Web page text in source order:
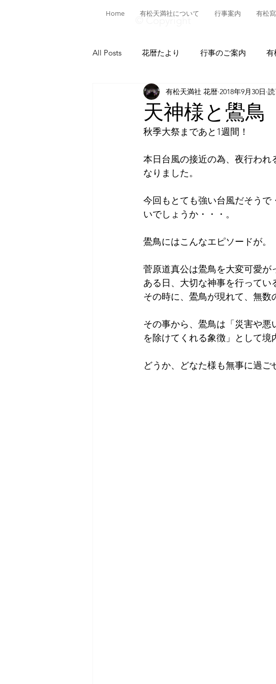
Home 有松天満社について 行事案内 有松
© Copyright
All Posts 花暦たより 行事のご案内 有
有松ヒストリア 日本遺産有松 授与
菅公ヒストリア 有松の施設情報
有松山車行事
天神様と鷽鳥
有松天満社 花暦 2018年9月30日
秋季大祭まであと1週間！
本日台風の接近の為、夜行わ
なりました。
今回もとても強い台風だそう
いでしょうか・・・。
鷽鳥にはこんなエピソードが。
菅原道真公は鷽鳥を大変可愛が
ある日、大切な神事を行ってい
その時に、鷽鳥が現れて、無数
その事から、鷽鳥は「災害や
を除けてくれる象徴」として境
どうか、どなた様も無事に過ご